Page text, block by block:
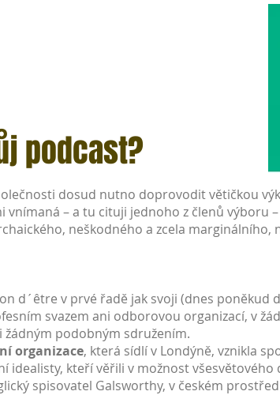
podcast?
dosud nutno doprovodit větičkou
– a tu cituji jednoho z členů výboru
neškodného a zcela marginálního,
d´être v prvé řadě jak svoji (dnes poněkud
svazem ani odborovou organizací, v
žádným podobným sdružením.
organizace, která sídlí v Londýně, vznikla
idealisty, kteří věřili v možnost
spisovatel Galsworthy, v českém